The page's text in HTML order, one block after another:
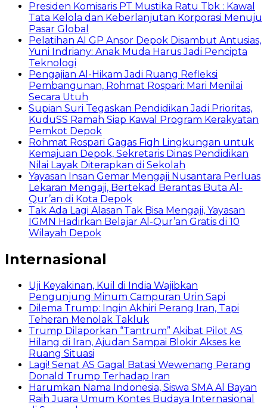
Presiden Komisaris PT Mustika Ratu Tbk : Kawal
Tata Kelola dan Keberlanjutan Korporasi Menuju
Pasar Global
Pelatihan AI GP Ansor Depok Disambut Antusias,
Yuni Indriany: Anak Muda Harus Jadi Pencipta
Teknologi
Pengajian Al-Hikam Jadi Ruang Refleksi
Pembangunan, Rohmat Rospari: Mari Menilai
Secara Utuh
Supian Suri Tegaskan Pendidikan Jadi Prioritas,
KuduSS Ramah Siap Kawal Program Kerakyatan
Pemkot Depok
Rohmat Rospari Gagas Fiqh Lingkungan untuk
Kemajuan Depok, Sekretaris Dinas Pendidikan
Nilai Layak Diterapkan di Sekolah
Yayasan Insan Gemar Mengaji Nusantara Perluas
Lekaran Mengaji, Bertekad Berantas Buta Al-
Qur’an di Kota Depok
Tak Ada Lagi Alasan Tak Bisa Mengaji, Yayasan
IGMN Hadirkan Belajar Al-Qur’an Gratis di 10
Wilayah Depok
Internasional
Uji Keyakinan, Kuil di India Wajibkan
Pengunjung Minum Campuran Urin Sapi
Dilema Trump: Ingin Akhiri Perang Iran, Tapi
Teheran Menolak Takluk
Trump Dilaporkan “Tantrum” Akibat Pilot AS
Hilang di Iran, Ajudan Sampai Blokir Akses ke
Ruang Situasi
Lagi! Senat AS Gagal Batasi Wewenang Perang
Donald Trump Terhadap Iran
Harumkan Nama Indonesia, Siswa SMA Al Bayan
Raih Juara Umum Kontes Budaya Internasional